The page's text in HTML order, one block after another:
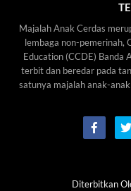
Majalah Anak Cerdas
lembaga non-pemerinah,
Education (CCDE) Banda
terbit dan beredar pada
satunya majalah anak-
Diterbitkan